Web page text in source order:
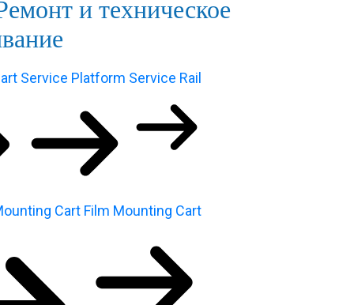
и техническое
Service Platform Service Rail
Cart Film Mounting Cart